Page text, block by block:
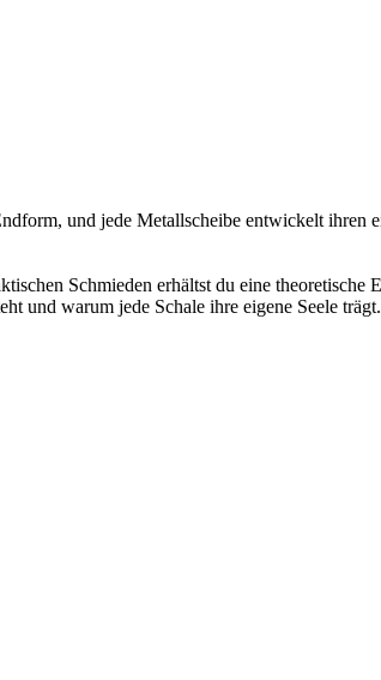
und jede Metallscheibe entwickelt ihren
Schmieden erhältst du eine theoretische
und warum jede Schale ihre eigene Seele